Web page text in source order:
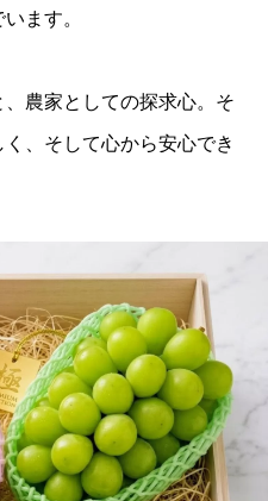
ます。
農家としての探求心。そ
、そして心から安心でき